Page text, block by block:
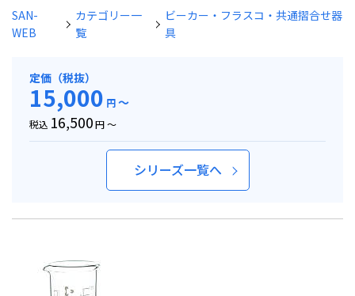
SAN-
WEB
カテゴリー一
覧
ビーカー・フラスコ・共通摺合せ器
具
定価（税抜）
15,000 円～
税込 16,500円 ～
シリーズ一覧へ